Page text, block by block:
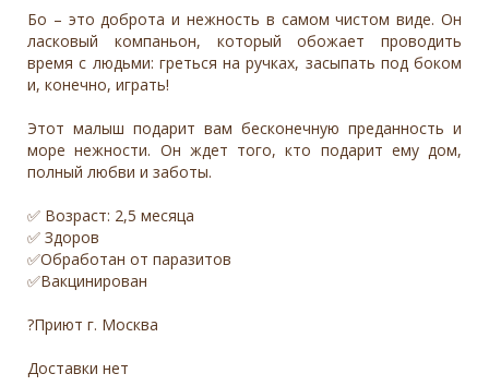
Бо – это доброта и нежность в самом чистом виде. Он
ласковый компаньон, который обожает проводить
время с людьми: греться на ручках, засыпать под боком
и, конечно, играть!
Этот малыш подарит вам бесконечную преданность и
море нежности. Он ждет того, кто подарит ему дом,
полный любви и заботы.
✅ Возраст: 2,5 месяца
✅ Здоров
✅Обработан от паразитов
✅Вакцинирован
?Приют г. Москва
Доставки нет